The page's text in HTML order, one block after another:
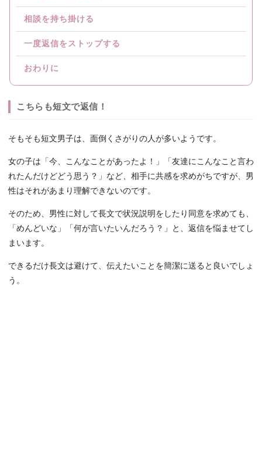
相談を持ち掛ける
一度返信をストップする
おわりに
こちらも短文で返信！
そもそも短文男子は、面倒くさがりの人が多いようです。
女の子は「今、こんなことがあったよ！」「友達にこんなこと言わ
れたんだけどどう思う？」など、相手に共感を求めがちですが、男
性はそれがあまり理解できないのです。
そのため、男性に対して長文で状況説明をしたり同意を求めても、
「めんどいな」「何が言いたいんだろう？」と、返信を悩ませてし
まいます。
できるだけ長文は避けて、伝えたいことを簡潔に送ると良いでしょ
う。